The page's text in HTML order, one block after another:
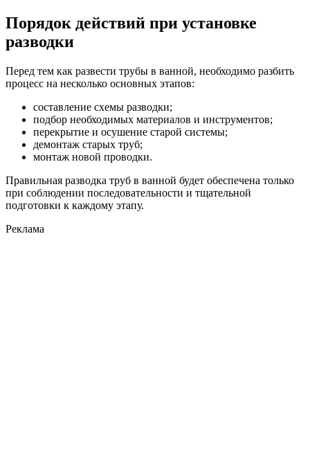
Порядок действий при установке
разводки
Перед тем как развести трубы в ванной, необходимо разбить
процесс на несколько основных этапов:
составление схемы разводки;
подбор необходимых материалов и инструментов;
перекрытие и осушение старой системы;
демонтаж старых труб;
монтаж новой проводки.
Правильная разводка труб в ванной будет обеспечена только
при соблюдении последовательности и тщательной
подготовки к каждому этапу.
Реклама